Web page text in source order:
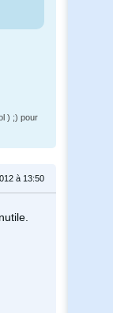
) ;) pour
à 13:50